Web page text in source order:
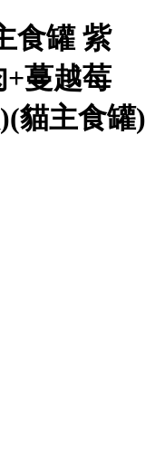
食罐 紫
蔓越莓
貓主食罐)